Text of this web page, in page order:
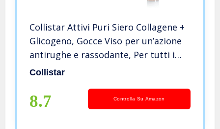
Collistar Attivi Puri Siero Collagene +
Glicogeno, Gocce Viso per un’azione
antirughe e rassodante, Per tutti i
tipi di pelle, Senza siliconi, alcol e
Collistar
8.7 Controlla Su Amazon